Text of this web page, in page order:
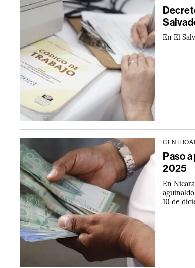
En El
Paso
2025
En
10 de